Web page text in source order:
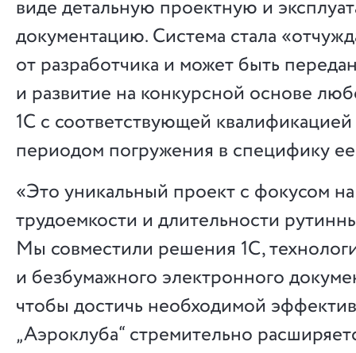
виде детальную проектную и
документацию. Система стала
от разработчика и может быть
и развитие на конкурсной основе
1С с соответствующей
периодом погружения в специфику
«Это уникальный проект с фокусом
трудоемкости и длительности
Мы совместили решения 1С,
и безбумажного электронного
чтобы достичь необходимой
„Аэроклуба“ стремительно